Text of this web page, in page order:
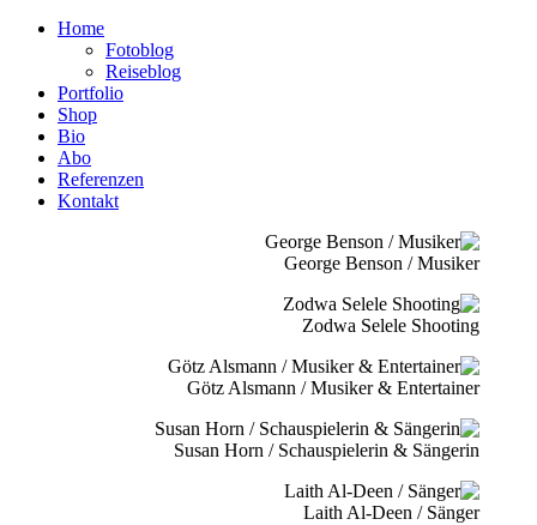
Home
Fotoblog
Reiseblog
Portfolio
Shop
Bio
Abo
Referenzen
Kontakt
George Benson / Musiker
Zodwa Selele Shooting
Götz Alsmann / Musiker & Entertainer
Susan Horn / Schauspielerin & Sängerin
Laith Al-Deen / Sänger